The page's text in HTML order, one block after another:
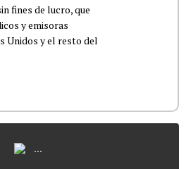
fines de lucro, que
y emisoras
Unidos y el resto del
...